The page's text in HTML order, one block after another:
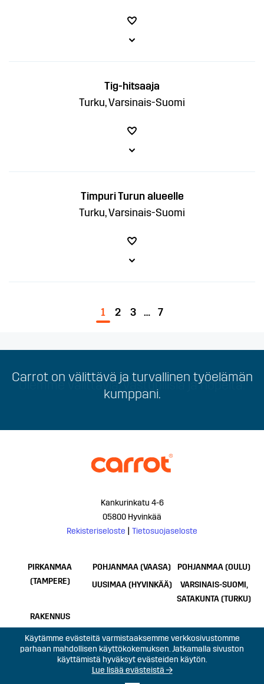
Tig-hitsaaja
Turku, Varsinais-Suomi
Timpuri Turun alueelle
Turku, Varsinais-Suomi
1 2 3 … 7
Carrot on välittävä ja turvallinen työelämän
kumppani.
Olemme välittäviä, vastuullisia ja nopeita.
Kankurinkatu 4-6
05800 Hyvinkää
Rekisteriseloste
Tietosuojaseloste
PIRKANMAA
(TAMPERE)
POHJANMAA (VAASA)
POHJANMAA (OULU)
UUSIMAA (HYVINKÄÄ)
VARSINAIS-SUOMI,
SATAKUNTA (TURKU)
RAKENNUS
Käytämme evästeitä varmistaaksemme verkkosivustomme
parhaan mahdollisen käyttökokemuksen. Jatkamalla sivuston
käyttämistä hyväksyt evästeiden käytön.
Lue lisää evästeistä →